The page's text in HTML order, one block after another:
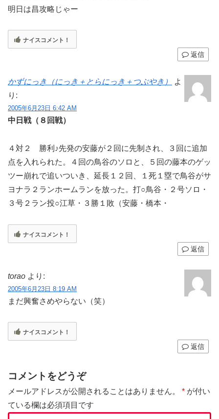
明日は昌攻略じゃー
ナイスコメント！
返信
かずにっき（にっき＋とらにっき＋つぶやき）
よ
り:
2005年6月23日 6:42 AM
中日戦（８回戦）
４対２ 勝利♪先発の安藤が２回に先制され、３回に追加
点を入れられた。４回の鳥谷のソロと、５回の藤本のゲッ
ツー崩れで追いついき、延長１２回、１死１塁で鳥谷がサ
ヨナラ２ランホームランを放った。打○鳥谷・２号ソロ・
３号２ラン投○江草・３勝１敗（安藤・橋本・
ナイスコメント！
返信
torao より:
2005年6月23日 8:19 AM
まだ興奮さめやらない（笑）
ナイスコメント！
返信
コメントをどうぞ
メールアドレスが公開されることはありません。 * が付い
ている欄は必須項目です